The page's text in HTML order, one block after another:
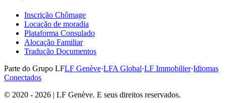
Inscrição Chômage
Locação de moradia
Plataforma Consulado
Alocação Familiar
Tradução Documentos
Parte do Grupo LFLF Genève·LFA Global·LF Immobilier·Idiomas
Conectados
© 2020 - 2026 | LF Genève. E seus direitos reservados.